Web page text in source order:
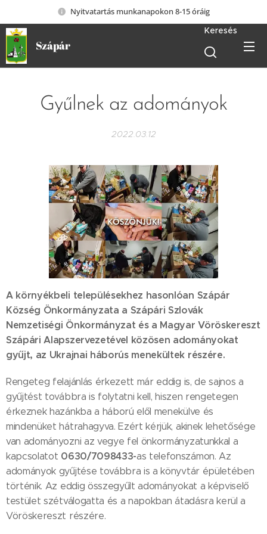
Nyitvatartás munkanapokon 8-15 óráig
Szápár
Keresés
Gyűlnek az adományok
2022.03.12
A környékbeli településekhez hasonlóan Szápár
Község Önkormányzata a Szápári Szlovák
Nemzetiségi Önkormányzat és a Magyar Vöröskereszt
Szápári Alapszervezetével közösen adományokat
gyűjt, az Ukrajnai háborús menekültek részére.
Rengeteg felajánlás érkezett már eddig is, de sajnos a
gyűjtést továbbra is folytatni kell, hiszen rengetegen
érkeznek hazánkba a háború elől menekülve és
mindenüket hátrahagyva. Ezért kérjük, akinek lehetősége
van adományozni az vegye fel önkormányzatunkkal a
kapcsolatot 0630/7098433-as telefonszámon. Az
adományok gyűjtése továbbra is a könyvtár épületében
történik. Az eddig összegyűlt adományokat a képviselő
testület szétválogatta és a napokban átadásra kerül a
Vöröskereszt részére.